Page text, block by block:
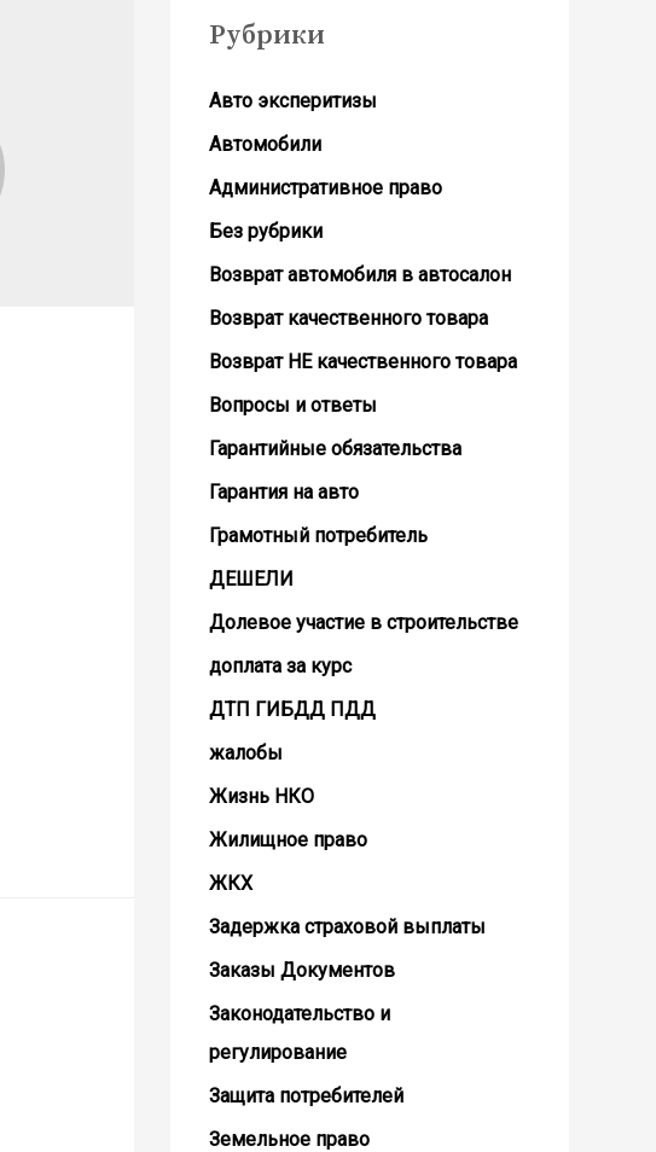
Рубрики
Авто эксперитизы
Автомобили
Административное право
Без рубрики
Возврат автомобиля в автосалон
Возврат кaчественного товара
Возврат НЕ качественного товара
Вопросы и ответы
Гарантийные обязательства
Гарантия на авто
Грамотный потребитель
ДЕШЕЛИ
Долевое участие в строительстве
доплата за курс
ДТП ГИБДД ПДД
жалобы
Жизнь НКО
Жилищное право
ЖКХ
Задержка страховой выплаты
Заказы Документов
Законодательство и
регулирование
Защита потребителей
Земельное право